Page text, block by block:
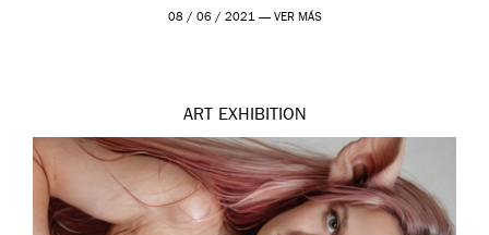
Madrid y la Wellcome […]
08 / 06 / 2021 — VER MÁS
ART EXHIBITION